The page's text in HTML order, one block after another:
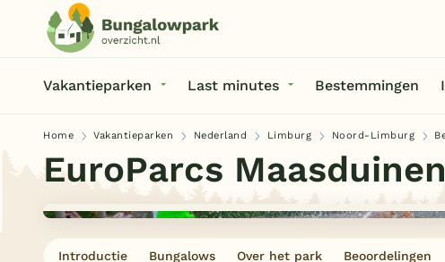
Vakantieparken Last minutes Bestemmingen
Home Vakantieparken Nederland Limburg Noord-Limburg
EuroParcs Maasduinen
Introductie Bungalows Over het park Beoordelingen